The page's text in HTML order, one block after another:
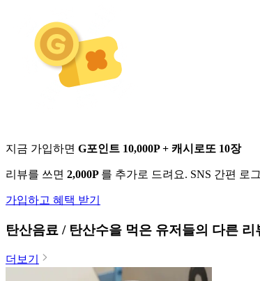
지금 가입하면 G포인트 10,000P + 캐시로또 10장
리뷰를 쓰면 2,000P 를 추가로 드려요. SNS 간편 로
가입하고 혜택 받기
탄산음료 / 탄산수을 먹은 유저들의 다른 리
더보기